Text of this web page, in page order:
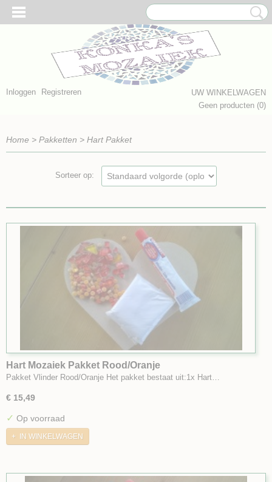
Inloggen Registreren
UW WINKELWAGEN
Geen producten (0)
Home > Pakketten > Hart Pakket
Sorteer op:
Hart Mozaiek Pakket Rood/Oranje
Pakket Vlinder Rood/Oranje Het pakket bestaat uit:1x Hart…
€ 15,49
✓ Op voorraad
IN WINKELWAGEN